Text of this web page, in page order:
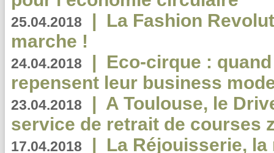
25.04.2018 | La Fashion
marche !
24.04.2018 | Eco-cirque :
repensent leur business
23.04.2018 | A Toulouse, le
service de retrait de courses
17.04.2018 | La Réjouisserie,